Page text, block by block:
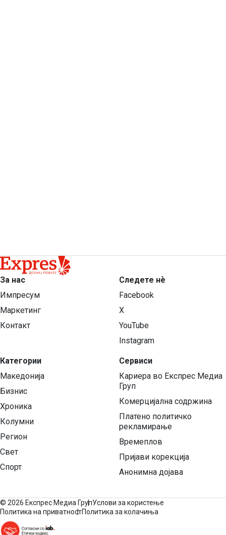
За нас
Импресум
Маркетинг
Контакт
Категории
Македонија
Бизнис
Хроника
Колумни
Регион
Свет
Спорт
Следете нѐ
Facebook
X
YouTube
Instagram
Сервиси
Кариера во Експрес Медиа
Груп
Комерцијална содржина
Платено политичко
рекламирање
Времеплов
Пријави корекција
Анонимна дојава
© 2026 Експрес Медиа ГрупУслови за користење
Политика на приватностПолитика за колачиња